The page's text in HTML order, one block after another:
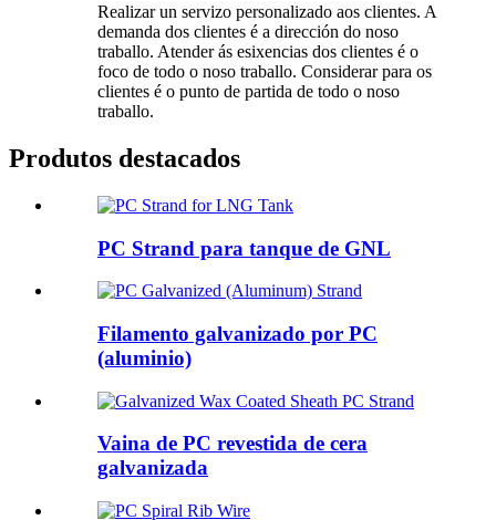
Realizar un servizo personalizado aos clientes. A
demanda dos clientes é a dirección do noso
traballo. Atender ás esixencias dos clientes é o
foco de todo o noso traballo. Considerar para os
clientes é o punto de partida de todo o noso
traballo.
Produtos destacados
PC Strand para tanque de GNL
Filamento galvanizado por PC
(aluminio)
Vaina de PC revestida de cera
galvanizada